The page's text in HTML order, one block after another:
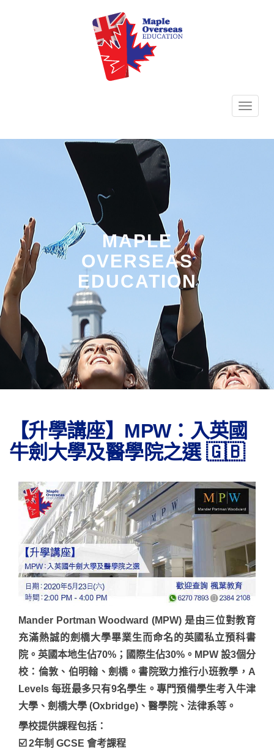
MAPLE
OVERSEAS
EDUCATION
【升學講座】MPW：入英國
牛劍大學及醫學院之選 🇬🇧
Mander Portman Woodward (MPW) 是由三位對教育
充滿熱誠的劍橋大學畢業生而命名的英國私立預科書
院。英國本地生佔70%；國際生佔30%。MPW 設3個分
校：倫敦、伯明翰、劍橋。書院致力推行小班教學，A
Levels 每班最多只有9名學生。專門預備學生考入牛津
大學、劍橋大學 (Oxbridge)、醫學院、法律系等。
學校提供課程包括：
☑️ 2年制 GCSE 會考課程